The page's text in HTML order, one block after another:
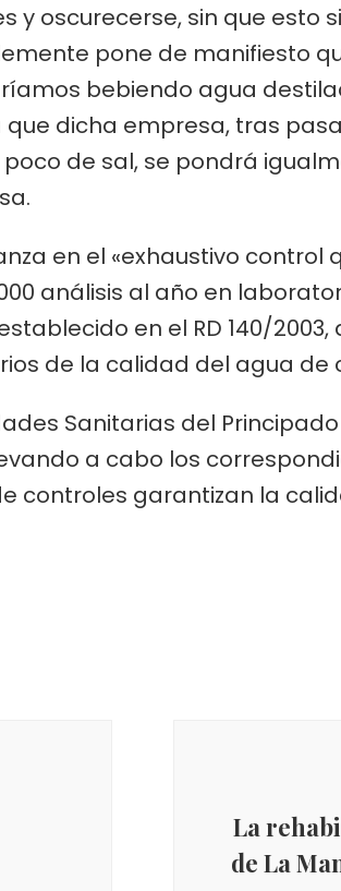
y oscurecerse, sin que esto
pone de manifiesto
bebiendo agua
que dicha empresa, tras
de sal, se pondrá
en el «exhaustivo control
análisis al año en
en el RD 140/
de la calidad del agua de
Sanitarias del
a cabo los
controles garantizan la
La
de La